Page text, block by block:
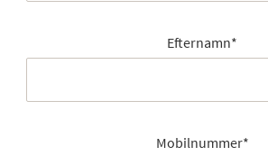
Efternamn*
Mobilnummer*